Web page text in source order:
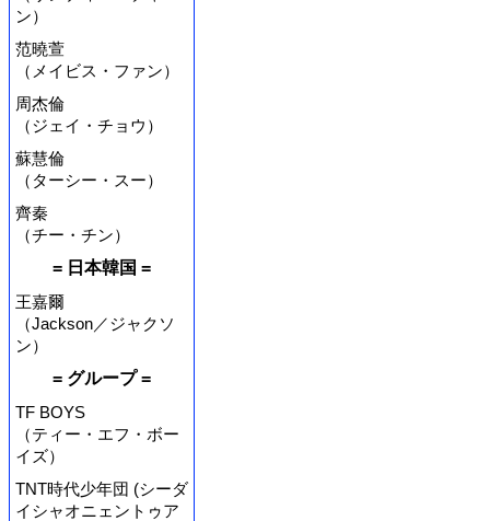
ン）
范曉萱
（メイビス・ファン）
周杰倫
（ジェイ・チョウ）
蘇慧倫
（ターシー・スー）
齊秦
（チー・チン）
= 日本韓国 =
王嘉爾
（Jackson／ジャクソ
ン）
= グループ =
TF BOYS
（ティー・エフ・ボー
イズ）
TNT時代少年団 (シーダ
イシャオニェントゥア